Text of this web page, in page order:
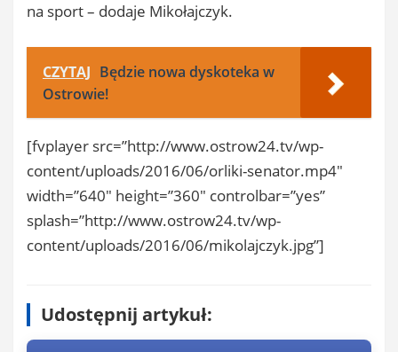
na sport – dodaje Mikołajczyk.
CZYTAJ Będzie nowa dyskoteka w
Ostrowie!
[fvplayer src=”http://www.ostrow24.tv/wp-
content/uploads/2016/06/orliki-senator.mp4″
width=”640″ height=”360″ controlbar=”yes”
splash=”http://www.ostrow24.tv/wp-
content/uploads/2016/06/mikolajczyk.jpg”]
Udostępnij artykuł: